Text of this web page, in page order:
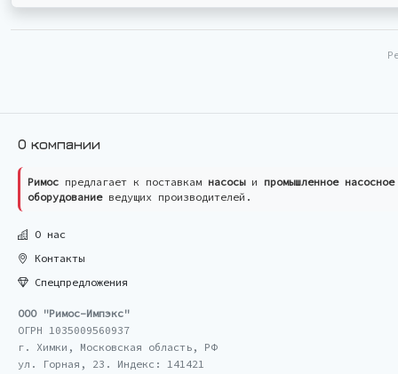
О компании
Римос предлагает к поставкам насосыи промышленное насосное
оборудованиеведущих производителей.
О нас
Контакты
Спецпредложения
ООО "Римос-Импэкс"
ОГРН 1035009560937
г. Химки, Московская область, РФ
ул. Горная, 23. Индекс: 141421